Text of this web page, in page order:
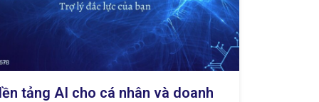
tảng AI cho cá nhân và doanh